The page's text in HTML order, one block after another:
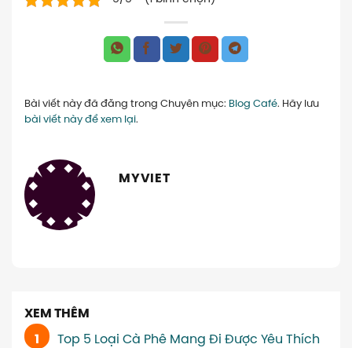
Bài viết này đã đăng trong Chuyên mục: Blog Café. Hãy lưu
bài viết này để xem lại.
MYVIET
XEM THÊM
Top 5 Loại Cà Phê Mang Đi Được Yêu Thích